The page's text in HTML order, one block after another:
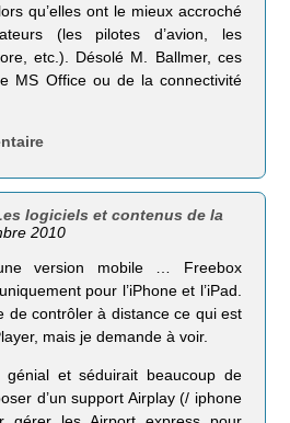
qu’elles ont le mieux accroché
(les pilotes d’avion, les
etc.). Désolé M. Ballmer, ces
MS Office ou de la connectivité
logiciels et contenus de la
2010
ver­sion mobile … Free­box
pour l’iPhone et l’iPad.
de contrô­ler à dis­tance ce qui est
mais je demande à voir.
et séduirait beaucoup de
d’un support Airplay (/ iphone